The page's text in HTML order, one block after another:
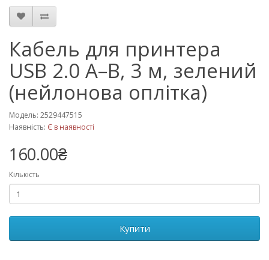
Кабель для принтера
USB 2.0 A–B, 3 м, зелений
(нейлонова оплітка)
Модель: 2529447515
Наявність: Є в наявності
160.00₴
Кількість
Купити